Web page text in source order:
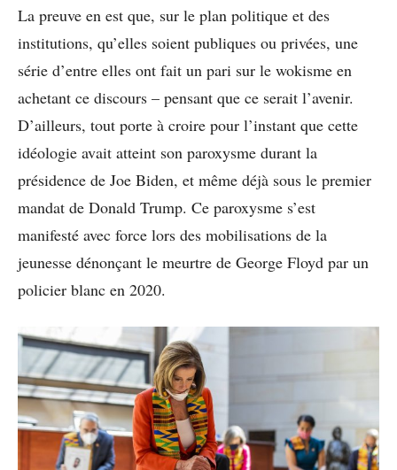
La preuve en est que, sur le plan politique et des
institutions, qu’elles soient publiques ou privées, une
série d’entre elles ont fait un pari sur le wokisme en
achetant ce discours – pensant que ce serait l’avenir.
D’ailleurs, tout porte à croire pour l’instant que cette
idéologie avait atteint son paroxysme durant la
présidence de Joe Biden, et même déjà sous le premier
mandat de Donald Trump. Ce paroxysme s’est
manifesté avec force lors des mobilisations de la
jeunesse dénonçant le meurtre de George Floyd par un
policier blanc en 2020.